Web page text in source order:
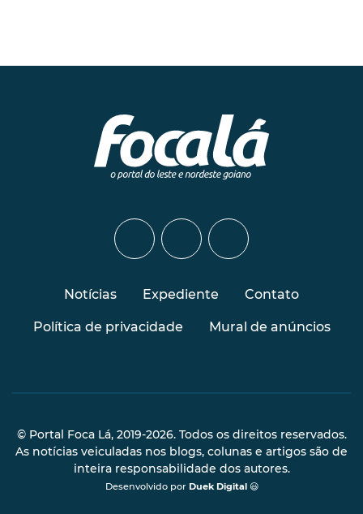
Notícias Expediente Contato
Política de privacidade Mural de anúncios
© Portal Foca Lá, 2019-2026. Todos os direitos reservados.
As notícias veiculadas nos blogs, colunas e artigos são de
inteira responsabilidade dos autores.
Desenvolvido por Duek Digital😃